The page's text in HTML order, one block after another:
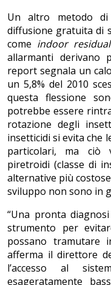
Un altro metodo di
diffusione gratuita di
come indoor
allarmanti derivano
report segnala un
un 5,8% del 2010
questa flessione
potrebbe essere
rotazione degli
insetticidi si evita che
particolari, ma ciò
piretroidi (classe di
alternative più
sviluppo non sono in
“Una pronta
strumento per
possano tramutare
afferma il direttore
l’accesso al
esageratamente